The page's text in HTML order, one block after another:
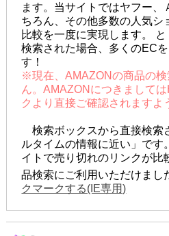
ます。当サイトではヤフー、
ちろん、その他多数の人気シ
比較を一度に実現します。
検索された場合、多くのEC
す！
※現在、AMAZONの商品の
ん。AMAZONにつきまして
クより直接ご確認されますよ
検索ボックスから直接検索
ルタイムの情報に近い」です
イトで売り切れのリンクが比
品検索にご利用いただけまし
クマークする(IE専用)